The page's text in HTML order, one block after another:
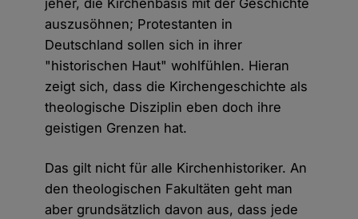
jeher, die Kirchenbasis mit der Geschichte
auszusöhnen; Protestanten in
Deutschland sollen sich in ihrer
"historischen Haut" wohlfühlen. Hieran
zeigt sich, dass die Kirchengeschichte als
theologische Disziplin eben doch ihre
geistigen Grenzen hat.
Das gilt nicht für alle Kirchenhistoriker. An
den theologischen Fakultäten geht man
aber grundsätzlich davon aus, dass jede